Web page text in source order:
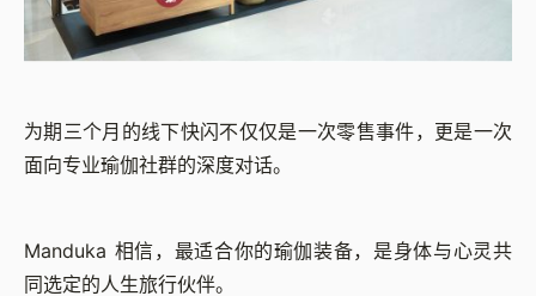
为期三个月的线下快闪不仅仅是一次零售事件，更是一次
面向专业瑜伽社群的深度对话。
Manduka 相信，最适合你的瑜伽装备，是身体与心灵共
同选定的人生旅行伙伴。